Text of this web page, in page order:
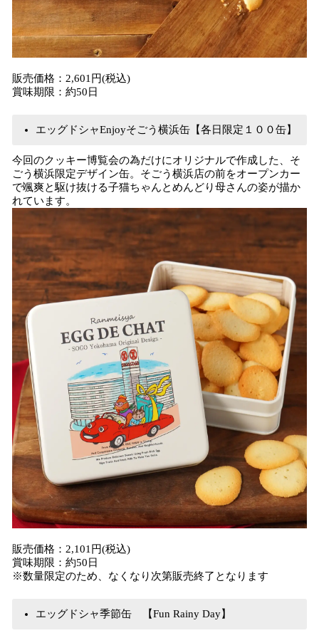
販売価格：2,601円(税込)
賞味期限：約50日
エッグドシャEnjoyそごう横浜缶【各日限定１００缶】
今回のクッキー博覧会の為だけにオリジナルで作成した、そ
ごう横浜限定デザイン缶。そごう横浜店の前をオープンカー
で颯爽と駆け抜ける子猫ちゃんとめんどり母さんの姿が描か
れています。
販売価格：2,101円(税込)
賞味期限：約50日
※数量限定のため、なくなり次第販売終了となります
​エッグドシャ季節缶 【Fun Rainy Day】